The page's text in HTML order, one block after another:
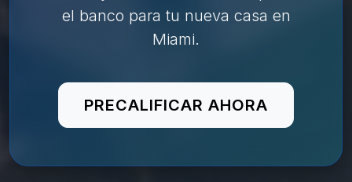
el banco para tu nueva casa en
Miami.
PRECALIFICAR AHORA